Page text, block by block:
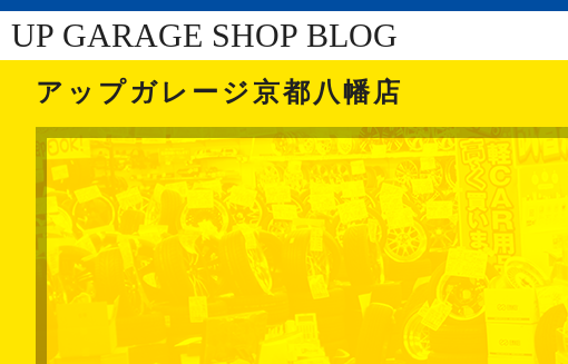
UP GARAGE SHOP BLOG
アップガレージ京都八幡店